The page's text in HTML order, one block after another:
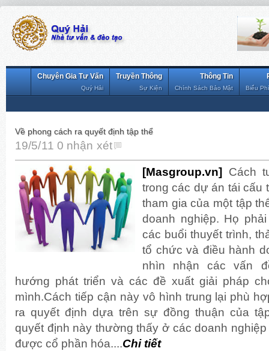
Biểu
Thông Tin
Chính Sách Bảo Mật
Truyền Thông
Sự Kiện
Chuyên Gia Tư Vấn
Quý Hải
Về phong cách ra quyết định tập thể
19/5/11 0 nhận xét
[Masgroup.vn] Cách
trong các dự án tái cấu
tham gia của một tập
doanh nghiệp. Họ
các buổi thuyết trình,
tổ chức và điều hành
nhìn nhận các vấn
hướng phát triển và các đề xuất giải pháp
mình.Cách tiếp cận này vô hình trung lại phù
ra quyết định dựa trên sự đồng thuận của
quyết định này thường thấy ở các doanh
được cổ phần hóa....Chi tiết